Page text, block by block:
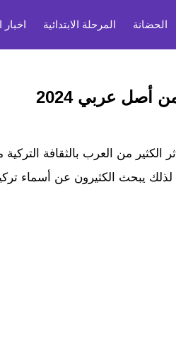
الحضانة المرحلة الابتدائية اخبار
أصل عربي 2024
الكثير من العرب بالثقافة
لذلك يبحث الكثيرون عن أسماء